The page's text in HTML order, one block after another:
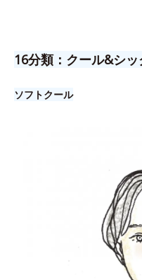
16分類：クール&シ
ソフトクール